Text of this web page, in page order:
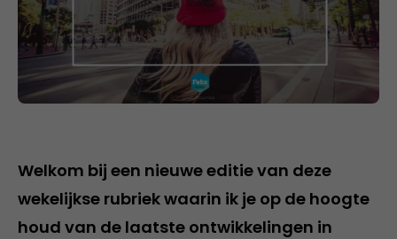
Welkom bij een nieuwe editie van deze
wekelijkse rubriek waarin ik je op de hoogte
houd van de laatste ontwikkelingen in